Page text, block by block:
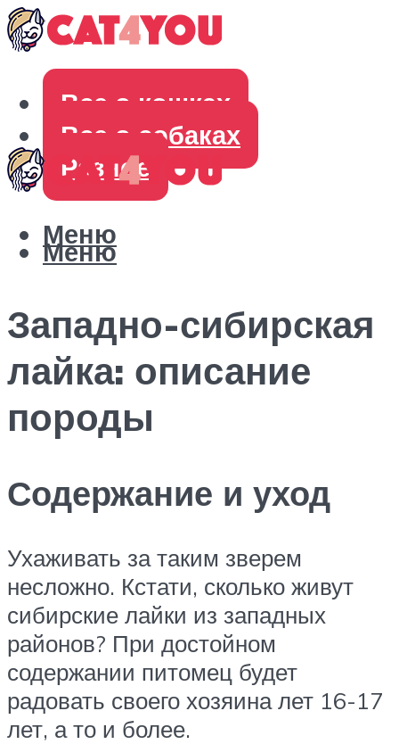
Все о кошках
Все о собаках
Разное
Меню
Меню
Западно-сибирская
лайка: описание
породы
Содержание и уход
Ухаживать за таким зверем
несложно. Кстати, сколько живут
сибирские лайки из западных
районов? При достойном
содержании питомец будет
радовать своего хозяина лет 16-17
лет, а то и более.